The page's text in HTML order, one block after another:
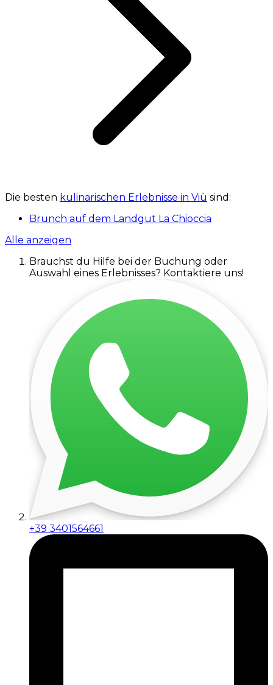
Die besten kulinarischen Erlebnisse in Viù sind:
Brunch auf dem Landgut La Chioccia
Alle anzeigen
Brauchst du Hilfe bei der Buchung oder
Auswahl eines Erlebnisses? Kontaktiere uns!
+39 3401564661